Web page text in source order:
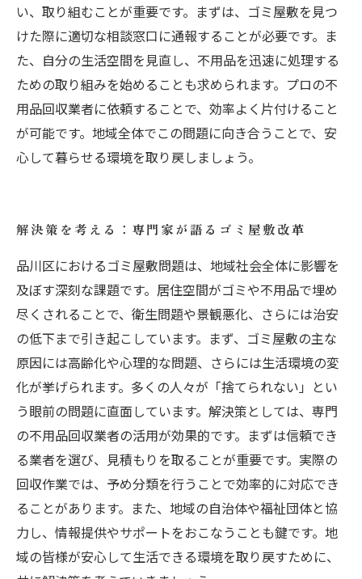
い、取り組むことが重要です。まずは、ゴミ屋敷を見つ
けた際に適切な相談窓口に通報することが必要です。ま
た、自分の生活空間を見直し、不用品を迅速に処理する
ための取り組みを始めることも求められます。プロの不
用品回収業者に依頼することで、効率よく片付けること
が可能です。地域全体でこの問題に向き合うことで、安
心して暮らせる環境を取り戻しましょう。
解決策を考える：専門家が語るゴミ屋敷改革
品川区におけるゴミ屋敷問題は、地域社会全体に影響を
及ぼす深刻な課題です。居住空間がゴミや不用品で埋め
尽くされることで、衛生問題や景観悪化、さらには治安
の低下まで引き起こしています。まず、ゴミ屋敷の主な
原因には高齢化や心理的な問題、さらには生活環境の変
化が挙げられます。多くの人々が「捨てられない」とい
う眼前の問題に直面しています。解決策としては、専門
の不用品回収業者の活用が効果的です。まずは信頼でき
る業者を選び、見積もりを取ることが重要です。実際の
回収作業では、予め分類を行うことで効率的に対応でき
ることがあります。また、地域の自治体や福祉団体と協
力し、情報提供やサポートをおこなうことも鍵です。地
域の皆様が安心して生活できる環境を取り戻すために、